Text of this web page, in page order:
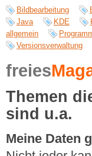
Bildbearbeitung
Java
KDE
allgemein
Versionsverwaltung
freies
Themen
sind u.a.
Meine Daten